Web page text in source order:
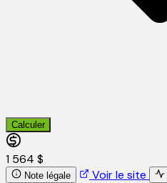
Calculer
1 564 $
Note légale Voir le site